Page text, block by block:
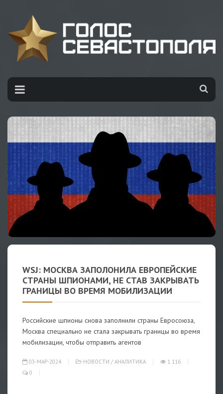
WSJ: МОСКВА ЗАПОЛОНИЛА ЕВРОПЕЙСКИЕ
СТРАНЫ ШПИОНАМИ, НЕ СТАВ ЗАКРЫВАТЬ
ГРАНИЦЫ ВО ВРЕМЯ МОБИЛИЗАЦИИ
Российские шпионы снова заполнили страны Евросоюза,
Москва специально не стала закрывать границы во время
мобилизации, чтобы отправить агентов
03-МАР-2024 НОВОСТИ / АНАЛИТИКА
1 116
0